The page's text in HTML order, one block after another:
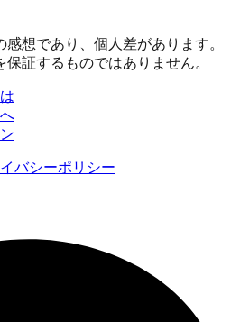
想であり、個人差があります。
証するものではありません。
バシーポリシー